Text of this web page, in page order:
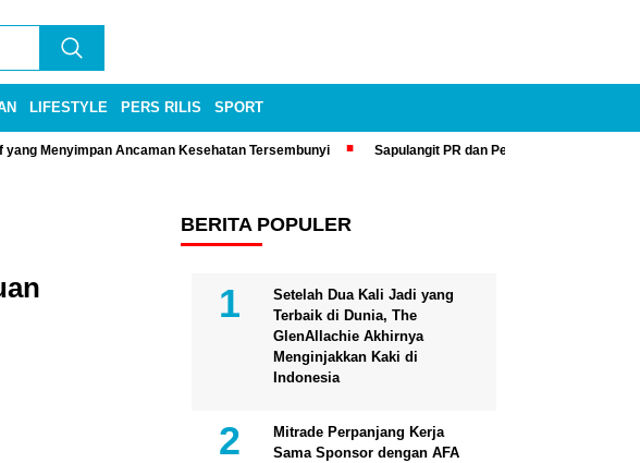
LIFESTYLE PERS RILIS SPORT
yang Menyimpan Ancaman Kesehatan Tersembunyi Sapulangit PR dan Persrilis.com Bisa
BERITA POPULER
Setelah Dua Kali Jadi yang
Terbaik di Dunia, The
GlenAllachie Akhirnya
Menginjakkan Kaki di
Indonesia
Mitrade Perpanjang Kerja
Sama Sponsor dengan AFA